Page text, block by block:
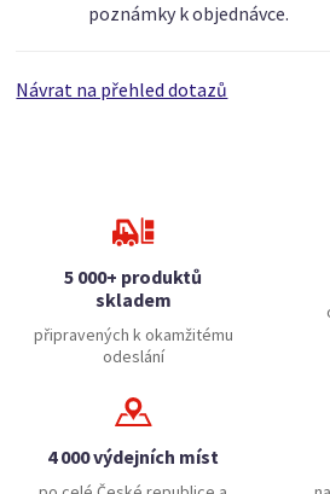
poznámky k objednávce.
Návrat na přehled dotazů
5 000+ produktů
skladem
připravených k okamžitému
odeslání
4 000 výdejních míst